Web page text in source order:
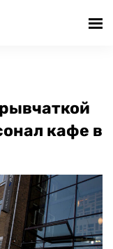
кафе в